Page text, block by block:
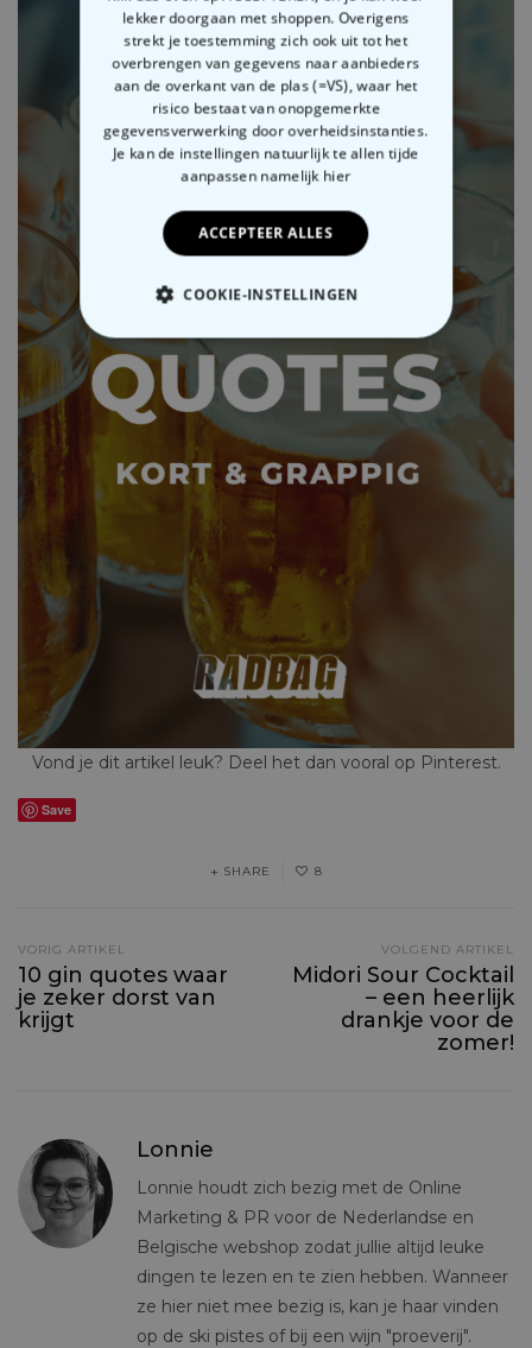
Vond je dit artikel leuk? Deel het dan vooral op Pinterest.
Save
SHARE 8
VORIG ARTIKEL
10 gin quotes waar
je zeker dorst van
krijgt
VOLGEND ARTIKEL
Midori Sour Cocktail
– een heerlijk
drankje voor de
zomer!
Lonnie
Lonnie houdt zich bezig met de Online
Marketing & PR voor de Nederlandse en
Belgische webshop zodat jullie altijd leuke
dingen te lezen en te zien hebben. Wanneer
ze hier niet mee bezig is, kan je haar vinden
op de ski pistes of bij een wijn "proeverij".
lekker doorgaan met shoppen. Overigens
strekt je toestemming zich ook uit tot het
overbrengen van gegevens naar aanbieders
aan de overkant van de plas (=VS), waar het
risico bestaat van onopgemerkte
gegevensverwerking door overheidsinstanties.
Je kan de instellingen natuurlijk te allen tijde
aanpassen namelijk hier
ACCEPTEER ALLES
COOKIE-INSTELLINGEN
NOODZAKELIJK
PERFORMANCE
MARKETING OVERIGE